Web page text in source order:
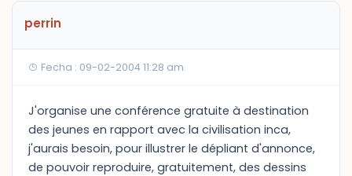
perrin
Fecha : 09-02-2004 11:28 am
J'organise une conférence gratuite à destination
des jeunes en rapport avec la civilisation inca,
j'aurais besoin, pour illustrer le dépliant d'annonce,
de pouvoir reproduire, gratuitement, des dessins